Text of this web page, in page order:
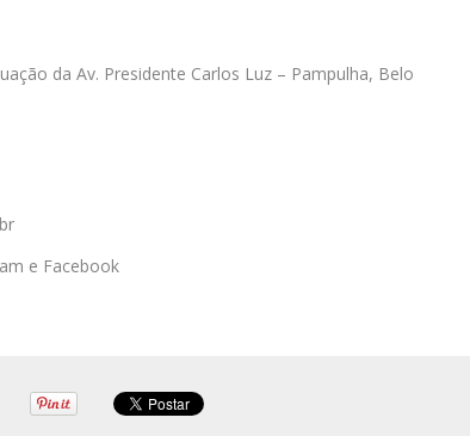
da Av. Presidente Carlos Luz – Pampulha, Belo
e Facebook